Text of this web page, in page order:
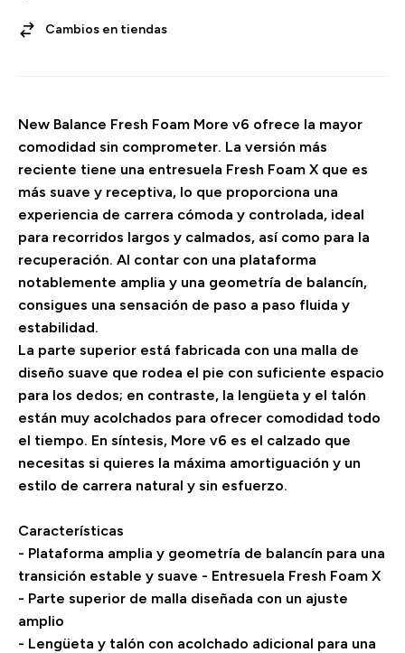
Cambios en tiendas
New Balance Fresh Foam More v6 ofrece la mayor
comodidad sin comprometer. La versión más
reciente tiene una entresuela Fresh Foam X que es
más suave y receptiva, lo que proporciona una
experiencia de carrera cómoda y controlada, ideal
para recorridos largos y calmados, así como para la
recuperación. Al contar con una plataforma
notablemente amplia y una geometría de balancín,
consigues una sensación de paso a paso fluida y
estabilidad.
La parte superior está fabricada con una malla de
diseño suave que rodea el pie con suficiente espacio
para los dedos; en contraste, la lengüeta y el talón
están muy acolchados para ofrecer comodidad todo
el tiempo. En síntesis, More v6 es el calzado que
necesitas si quieres la máxima amortiguación y un
estilo de carrera natural y sin esfuerzo.
Características
- Plataforma amplia y geometría de balancín para una
transición estable y suave - Entresuela Fresh Foam X
- Parte superior de malla diseñada con un ajuste
amplio
- Lengüeta y talón con acolchado adicional para una